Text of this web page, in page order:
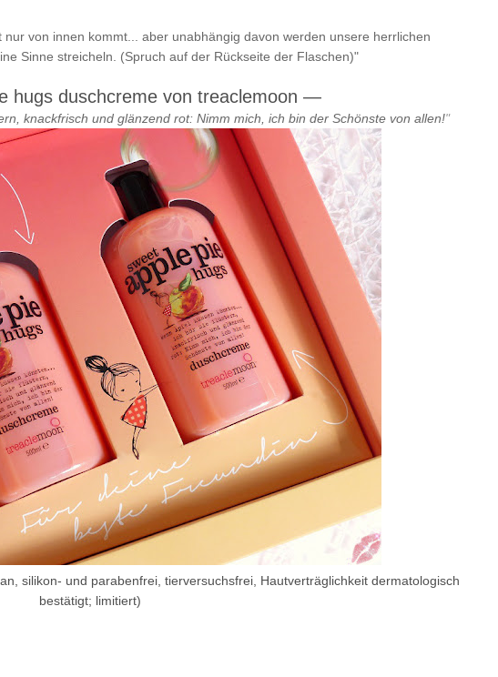
von innen kommt... aber unabhängig davon werden unsere herrlichen
Sinne streicheln. (Spruch auf der Rückseite der Flaschen)"
hugs duschcreme von treaclemoon —
knackfrisch und glänzend rot: Nimm mich, ich bin der Schönste von allen!"
silikon- und parabenfrei, tierversuchsfrei, Hautverträglichkeit dermatologisch
bestätigt; limitiert)